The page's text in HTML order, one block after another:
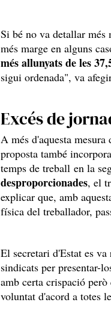
Si bé no va detallar més
més marge en alguns
més allunyats de les
sigui ordenada", va
Excés de
A més d'aquesta
proposta també
temps de treball en la
desproporcionades, el
explicar que, amb
física del treballador,
El secretari d'Estat es
sindicats per presentar-
amb certa crispació
voluntat d'acord a totes